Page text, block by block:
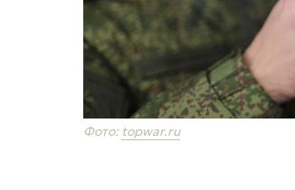
Фото: topwar.ru